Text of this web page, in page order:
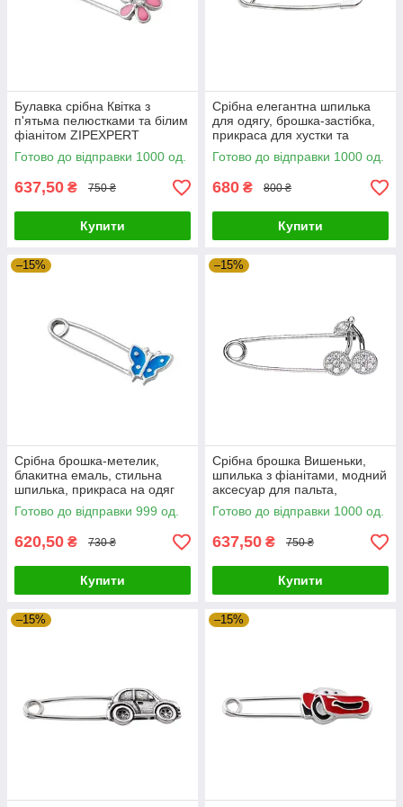
Булавка срібна Квітка з
п'ятьма пелюстками та білим
фіанітом ZIPEXPERT
Готово до відправки 1000 од.
637,50 ₴ 750 ₴
Купити
Срібна елегантна шпилька
для одягу, брошка-застібка,
прикраса для хустки та
палантина
Готово до відправки 1000 од.
680 ₴ 800 ₴
Купити
–15%
Срібна брошка-метелик,
блакитна емаль, стильна
шпилька, прикраса на одяг
Готово до відправки 999 од.
620,50 ₴ 730 ₴
Купити
–15%
Срібна брошка Вишеньки,
шпилька з фіанітами, модний
аксесуар для пальта,
прикраса на одяг
Готово до відправки 1000 од.
637,50 ₴ 750 ₴
Купити
–15% –15%